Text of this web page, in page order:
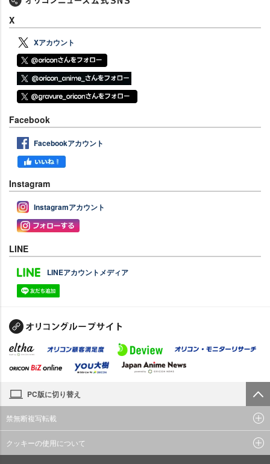
X
Xアカウント
Facebook
Facebookアカウント
Instagram
Instagramアカウント
LINE
LINEアカウントメディア
PC版に切り替え
禁無断複写転載
クッキーの使用について